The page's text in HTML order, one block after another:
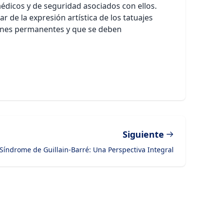
y de seguridad asociados con ellos.
de la expresión artística de los tatuajes
permanentes y que se deben
Siguiente
de Guillain-Barré: Una Perspectiva Integral